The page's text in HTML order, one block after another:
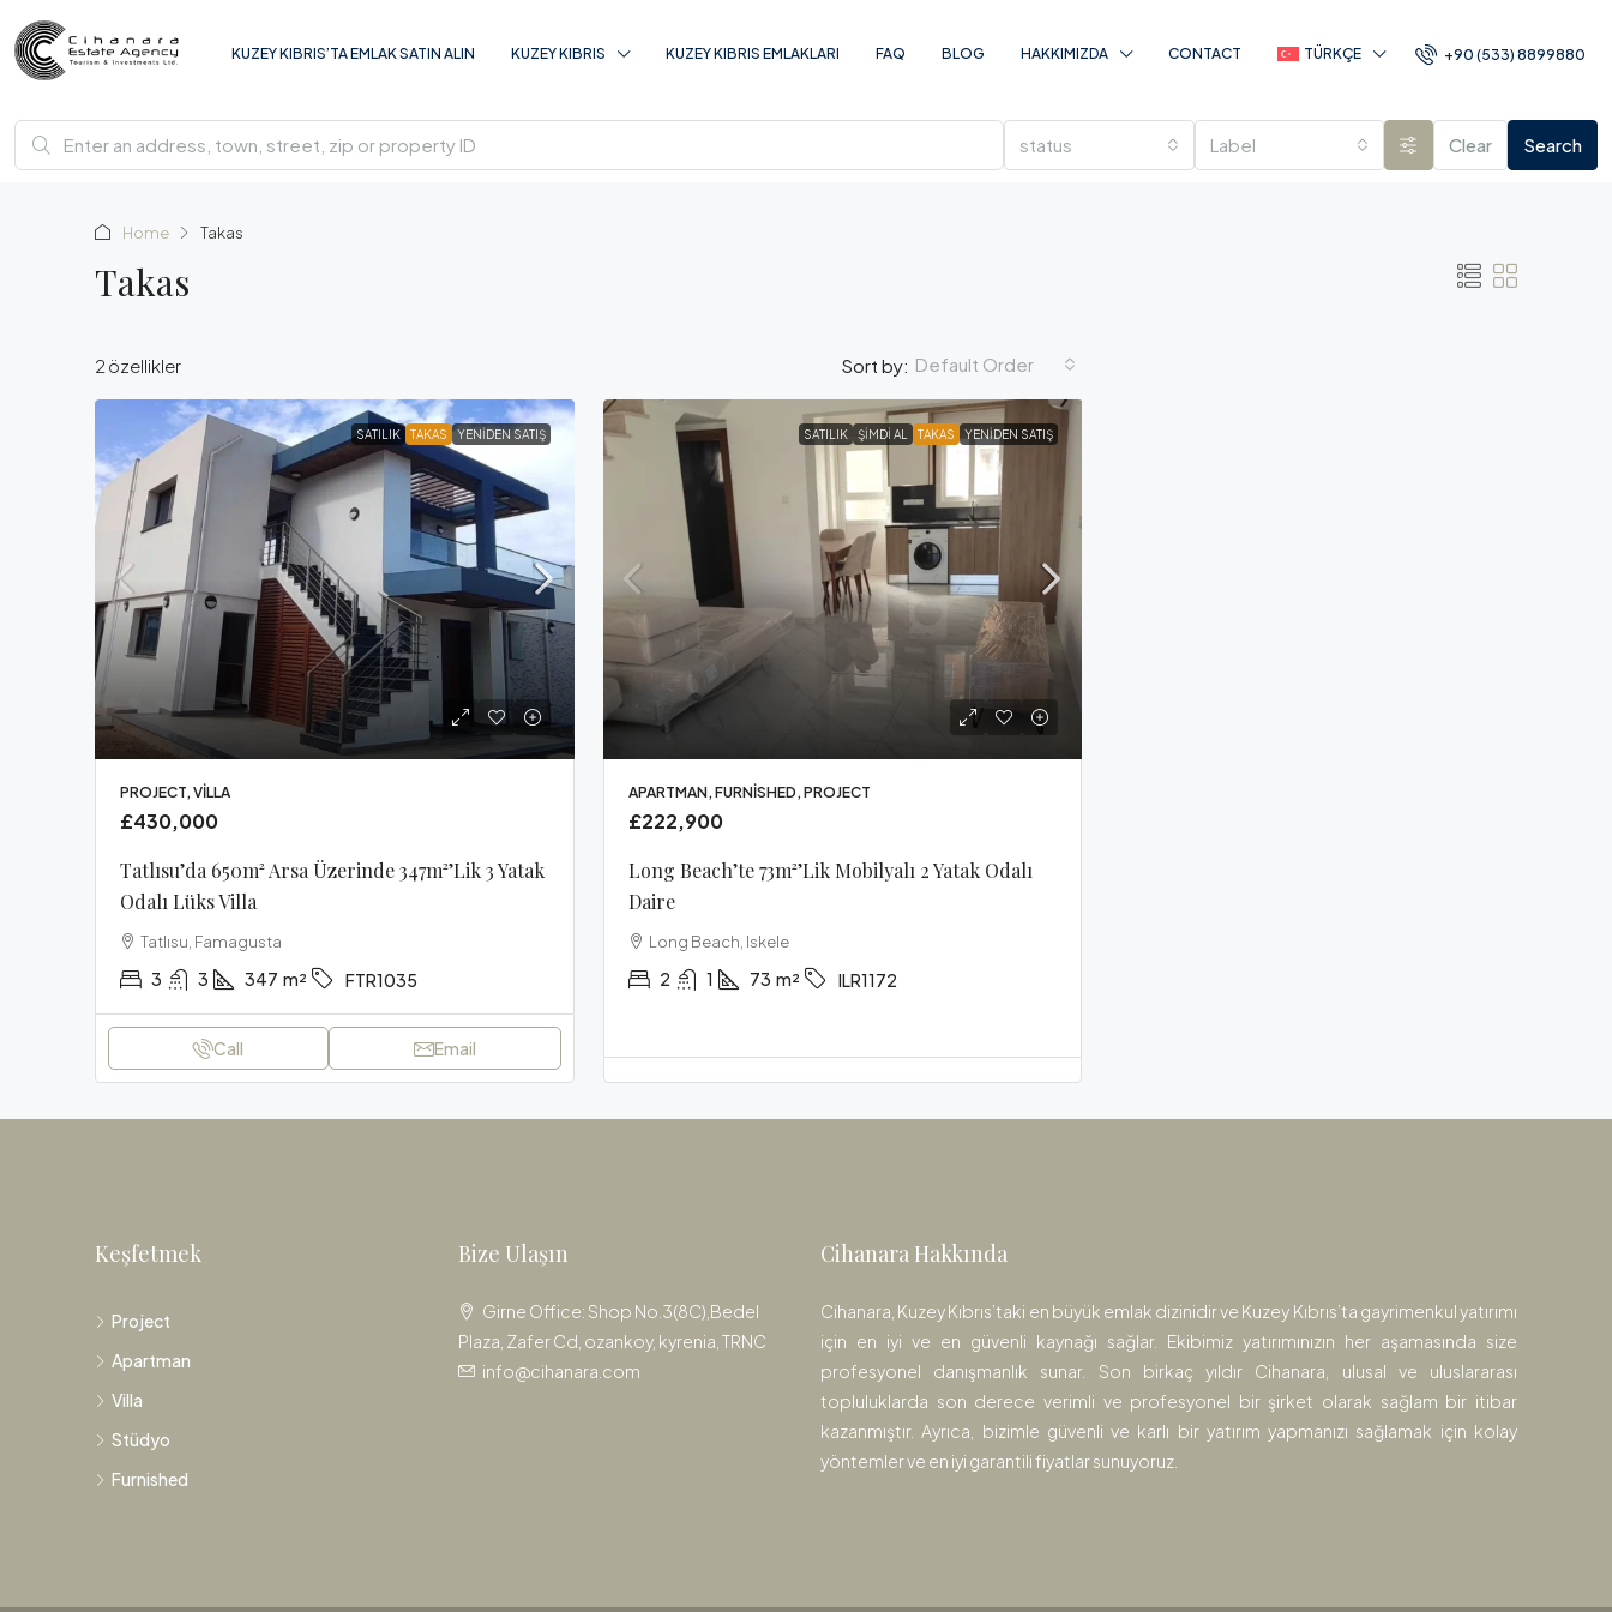
KUZEY KIBRIS’TA EMLAK SATIN ALIN KUZEY KIBRIS KUZEY KIBRIS EMLAKLARI FAQ BLOG HAKKIMIZDA CONTACT TÜRKÇE +90 (533) 8899880
status Label Clear Search
Home Takas
Takas
2 özellikler Sort by: Default Order
SATILIK TAKAS YENIDEN SATIŞ
PROJECT, VILLA
£430,000
Tatlısu’da 650m² Arsa Üzerinde 347m²’lik 3 Yatak
Odalı Lüks Villa
Tatlısu, Famagusta
3 3 347 m² FTR1035
Call Email
SATILIK ŞIMDI AL TAKAS YENIDEN SATIŞ
APARTMAN, FURNISHED, PROJECT
£222,900
Long Beach’te 73m²’lik Mobilyalı 2 Yatak Odalı
Daire
Long Beach, Iskele
2 1 73 m² ILR1172
Keşfetmek
Project
Apartman
Villa
Stüdyo
Furnished
Bize Ulaşın
Girne Office: Shop No.3(8C),Bedel
Plaza, Zafer Cd, ozankoy, kyrenia, TRNC
info@cihanara.com
Cihanara Hakkında
Cihanara, Kuzey Kıbrıs’taki en büyük emlak dizinidir ve Kuzey Kıbrıs’ta gayrimenkul yatırımı
için en iyi ve en güvenli kaynağı sağlar. Ekibimiz yatırımınızın her aşamasında size
profesyonel danışmanlık sunar. Son birkaç yıldır Cihanara, ulusal ve uluslararası
topluluklarda son derece verimli ve profesyonel bir şirket olarak sağlam bir itibar
kazanmıştır. Ayrıca, bizimle güvenli ve karlı bir yatırım yapmanızı sağlamak için kolay
yöntemler ve en iyi garantili fiyatlar sunuyoruz.